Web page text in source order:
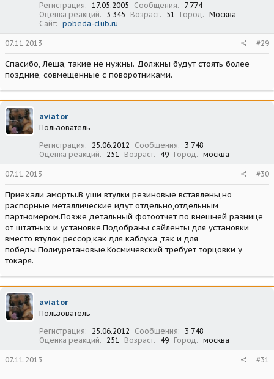
Регистрация 17.05.2005 Сообщения
7 774
Оценка реакций
3 345 Возраст 51 Город
Москва
Сайт
pobeda-club.ru
07.11.2013 #29
Спасибо, Леша, такие не нужны. Должны будут стоять более
поздние, совмещенные с поворотниками.
aviator
Пользователь
Регистрация
25.06.2012 Сообщения
3 748
Оценка реакций
251 Возраст 49 Город москва
07.11.2013 #30
Приехали аморты.В уши втулки резиновые вставлены,но
распорные металлические идут отдельно,отдельным
партномером.Позже детальный фотоотчет по внешней разнице
от штатных и установке.Подобраны сайленты для установки
вместо втулок рессор,как для каблука ,так и для
победы.Полиуретановые.Космичевский требует торцовки у
токаря.
aviator
Пользователь
Регистрация
25.06.2012 Сообщения
3 748
Оценка реакций
251 Возраст 49 Город москва
07.11.2013 #31